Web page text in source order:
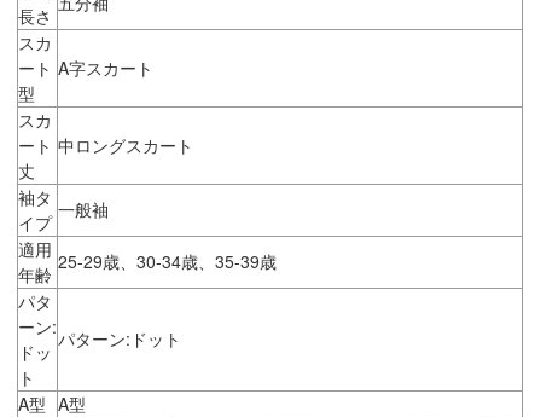
長さ
スカ
ート
型
A字スカート
スカ
ート
丈
中ロングスカート
袖タ
イプ
一般袖
適用
年齢
25-29歳、30-34歳、35-39歳
パタ
ーン:
ドッ
ト
パターン:ドット
A型 A型